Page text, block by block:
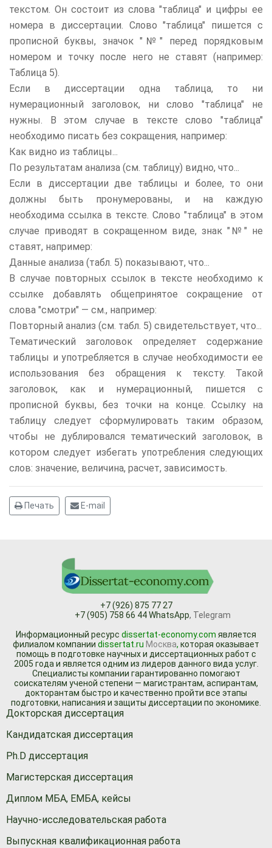
текстом. Он состоит из слова "таблица" и цифры ее
номера в диссертации. Слово "таблица" пишется с
прописной буквы, значок "№" перед порядковым
номером и точку после него не ставят (например:
Таблица 5).
Если в диссертации одна таблица, то ни
нумерационный заголовок, ни слово "таблица" не
нужны. В этом случае в тексте слово "таблица"
необходимо писать без сокращения, например:
Как видно из таблицы...
По результатам анализа (см. таблицу) видно, что...
Если в диссертации две таблицы и более, то они
должны быть пронумерованы, и на каждую
необходима ссылка в тексте. Слово "таблица" в этом
случае приводят в сокращенном виде, знак "№" не
ставят, например:
Данные анализа (табл. 5) показывают, что...
В случае повторных ссылок в тексте необходимо к
ссылке добавлять общепринятое сокращение от
слова "смотри" — см., например:
Повторный анализ (см. табл. 5) свидетельствует, что...
Тематический заголовок определяет содержание
таблицы и употребляется в случае необходимости ее
использования без обращения к тексту. Такой
заголовок, как и нумерационный, пишется с
прописной буквы, без точки на конце. Ссылку на
таблицу следует сформулировать таким образом,
чтобы не дублировался тематический заголовок, в
котором следует избегать употребления следующих
слов: значение, величина, расчет, зависимость.
Печать E-mail
+7 (926) 875 77 27
+7 (905) 758 66 44 WhatsApp, Telegram
Информационный ресурc dissertat-economy.com является
филиалом компании dissertat.ru Москва, которая оказывает
помощь в подготовке научных и диссертационных работ с
2005 года и является одним из лидеров данного вида услуг.
Специалисты компании гарантированно помогают
соискателям ученой степени — магистрантам, аспирантам,
докторантам быстро и качественно пройти все этапы
подготовки, написания и защиты диссертации по экономике.
Докторская диссертация
Кандидатская диссертация
Ph.D диссертация
Магистерская диссертация
Диплом МБА, ЕМБА, кейсы
Научно-исследовательская работа
Выпускная квалификационная работа